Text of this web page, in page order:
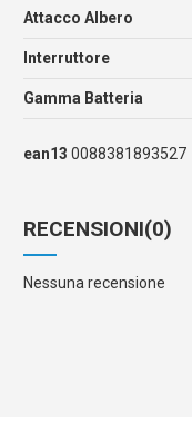
Attacco Albero
Interruttore
Gamma Batteria
ean13 0088381893527
RECENSIONI(0)
Nessuna recensione